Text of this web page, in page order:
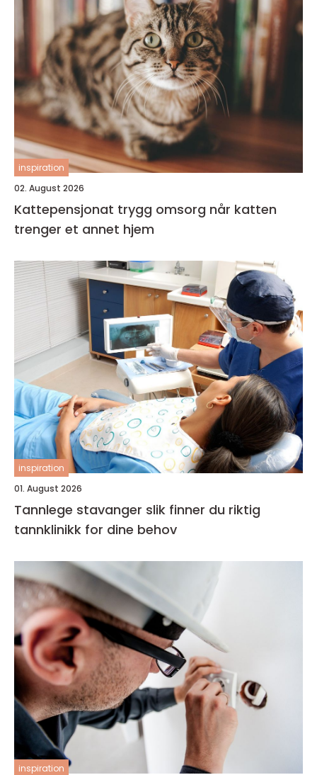
inspiration
02. August 2026
Kattepensjonat trygg omsorg når katten
trenger et annet hjem
inspiration
01. August 2026
Tannlege stavanger slik finner du riktig
tannklinikk for dine behov
inspiration